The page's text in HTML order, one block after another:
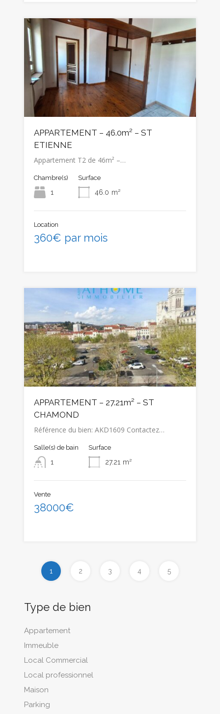
APPARTEMENT – 46.0m² – ST
ETIENNE
Appartement T2 de 46m² –…
Chambre(s)
1
Surface
46.0 m²
Location
360€ par mois
APPARTEMENT – 27.21m² – ST
CHAMOND
Référence du bien: AKD1609 Contactez…
Salle(s) de bain
1
Surface
27.21 m²
Vente
38000€
1 2 3 4 5
Type de bien
Appartement
Immeuble
Local Commercial
Local professionnel
Maison
Parking